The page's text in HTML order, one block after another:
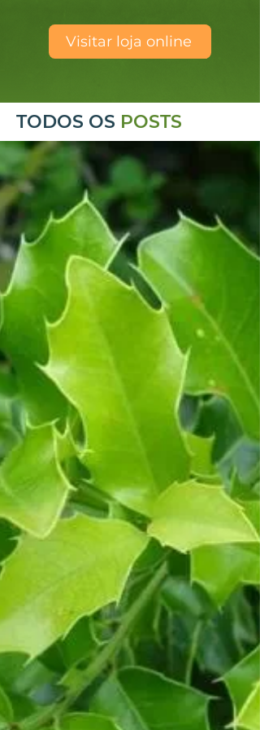
Visitar loja online
TODOS OS POSTS